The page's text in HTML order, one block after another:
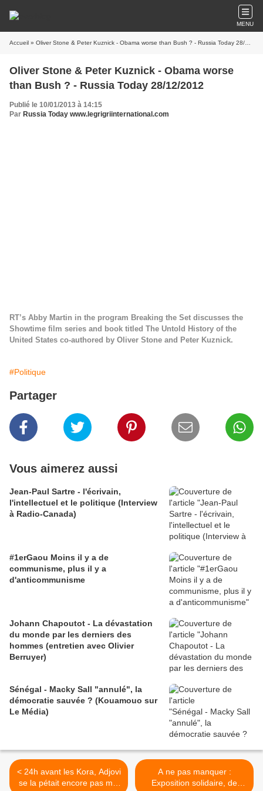
MENU
Accueil » Oliver Stone & Peter Kuznick - Obama worse than Bush ? - Russia Today 28/12/2012
Oliver Stone & Peter Kuznick - Obama worse
than Bush ? - Russia Today 28/12/2012
Publié le 10/01/2013 à 14:15
Par Russia Today www.legrigriinternational.com
RT’s Abby Martin in the program Breaking the Set discusses the
Showtime film series and book titled The Untold History of the
United States co-authored by Oliver Stone and Peter Kuznick.
#Politique
Partager
Vous aimerez aussi
Jean-Paul Sartre - l'écrivain,
l'intellectuel et le politique (Interview
à Radio-Canada)
#1erGaou Moins il y a de
communisme, plus il y a
d'anticommunisme
Johann Chapoutot - La dévastation
du monde par les derniers des
hommes (entretien avec Olivier
Berruyer)
Sénégal - Macky Sall "annulé", la
démocratie sauvée ? (Kouamouo sur
Le Média)
< 24h avant les Kora, Adjovi
se la pétait encore pas mal
A ne pas manquer :
Exposition solidaire, de